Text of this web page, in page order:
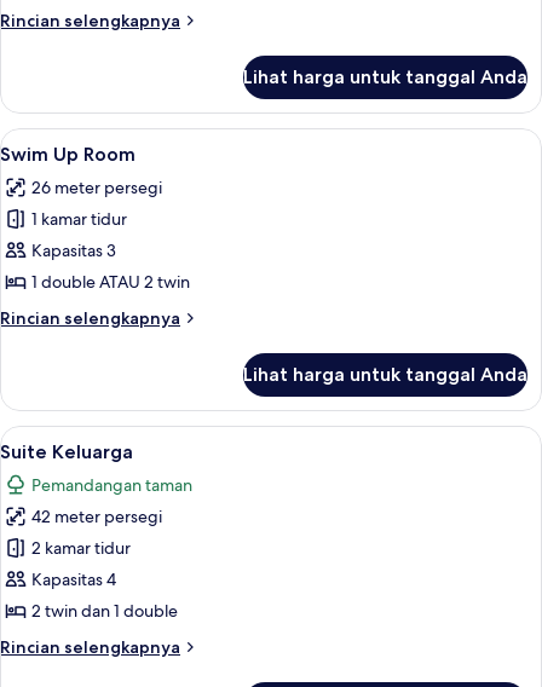
Rincian selengkapnya
Rincian
Standart
Sea
View
Lihat harga untuk tanggal Anda
Lihat
semua
foto
untuk
Swim
Up
Room
8
Swim Up Room
26 meter persegi
1 kamar tidur
Kapasitas 3
1 double ATAU 2 twin
Rincian selengkapnya
Rincian
Swim
Up
Room
Lihat harga untuk tanggal Anda
Lihat
semua
foto
untuk
Suite
Keluarga
Suite Keluarga | Minibar, brankas,
10
Suite Keluarga
Pemandangan taman
42 meter persegi
2 kamar tidur
Kapasitas 4
2 twin dan 1 double
Rincian selengkapnya
Rincian